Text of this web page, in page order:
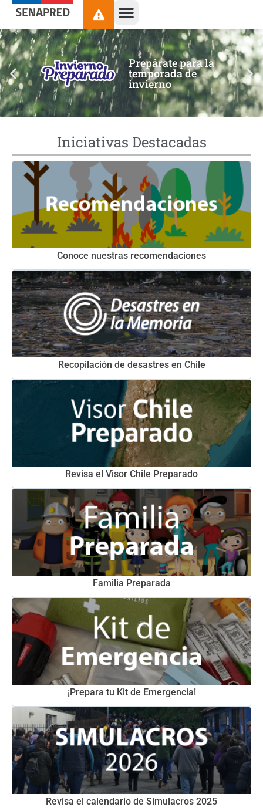
contenido
Prepárate para la
temporada de
invierno
Iniciativas Destacadas
Conoce nuestras recomendaciones
Recopilación de desastres en Chile
Revisa el Visor Chile Preparado
Familia Preparada
¡Prepara tu Kit de Emergencia!
Revisa el calendario de Simulacros 2025